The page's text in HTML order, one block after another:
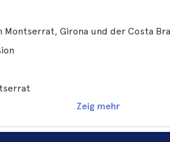
Montserrat, Girona und der Costa
Zeig mehr